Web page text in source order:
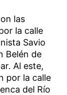
las
la calle
Savio
Belén de
Al este,
por la calle
del Río